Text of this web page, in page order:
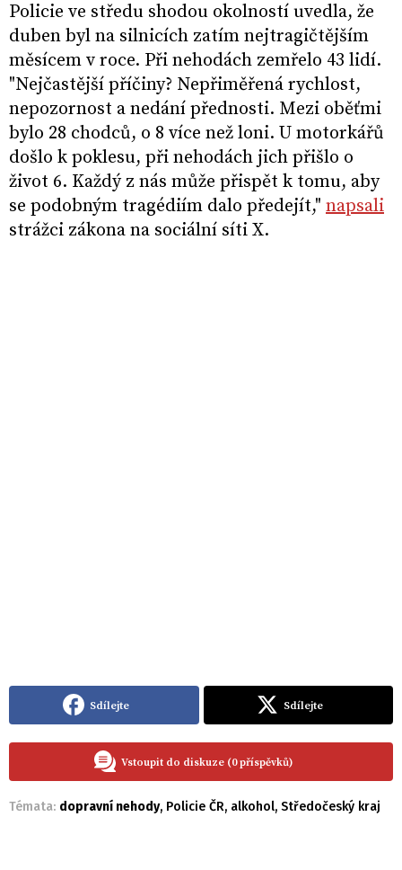
Policie ve středu shodou okolností uvedla, že
duben byl na silnicích zatím nejtragičtějším
měsícem v roce. Při nehodách zemřelo 43 lidí.
"Nejčastější příčiny? Nepřiměřená rychlost,
nepozornost a nedání přednosti. Mezi oběťmi
bylo 28 chodců, o 8 více než loni. U motorkářů
došlo k poklesu, při nehodách jich přišlo o
život 6. Každý z nás může přispět k tomu, aby
se podobným tragédiím dalo předejít," napsali
strážci zákona na sociální síti X.
Sdílejte Sdílejte
Vstoupit do diskuze (0 příspěvků)
Témata: dopravní nehody, Policie ČR, alkohol, Středočeský kraj